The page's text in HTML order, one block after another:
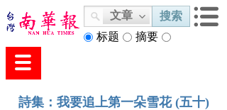
文章
搜索
标题
摘要
詩集：我要追上第一朵雪花 (五十)